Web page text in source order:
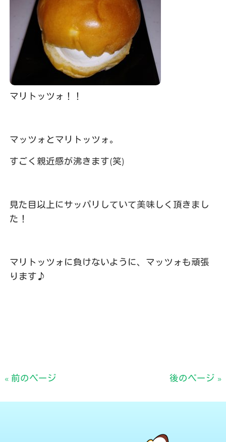
マリトッツォ！！
マッツォとマリトッツォ。
すごく親近感が沸きます(笑)
見た目以上にサッパリしていて美味しく頂きまし
た！
マリトッツォに負けないように、マッツォも頑張
ります♪
« 前のページ 後のページ »